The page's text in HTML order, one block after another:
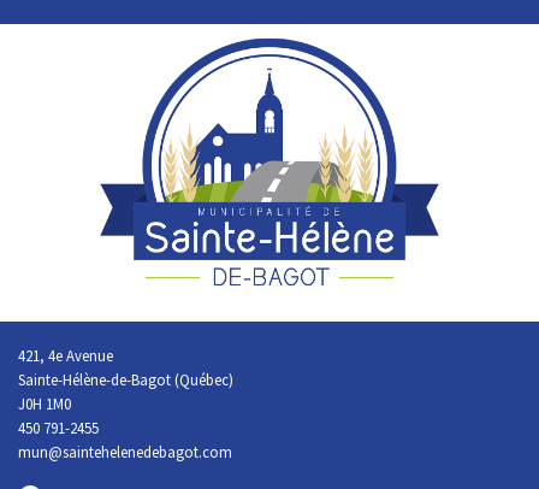
421, 4e Avenue
Sainte-Hélène-de-Bagot (Québec)
J0H 1M0
450 791-2455
mun@saintehelenedebagot.com